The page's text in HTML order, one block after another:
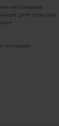
напольные
для отделки
половая